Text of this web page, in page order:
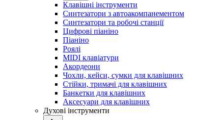
Клавішні інструменти
Синтезатори з автоакомпанементом
Синтезатори та робочі станції
Цифрові піаніно
Піаніно
Роялі
MIDI клавіатури
Акордеони
Чохли, кейси, сумки для клавішних
Стійки, тримачі для клавішних
Банкетки для клавішних
Аксесуари для клавішних
Духові інструменти